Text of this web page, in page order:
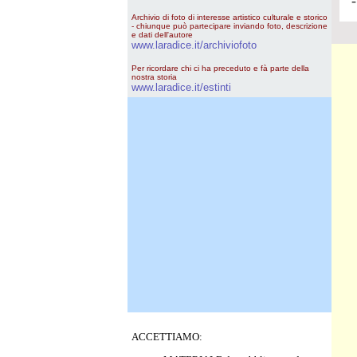
Archivio di foto di interesse artistico culturale e storico
- chiunque può partecipare inviando foto, descrizione
e dati dell'autore
www.laradice.it/archiviofoto
Per ricordare chi ci ha preceduto e fà parte della
nostra storia
www.laradice.it/estinti
ACCETTIAMO: